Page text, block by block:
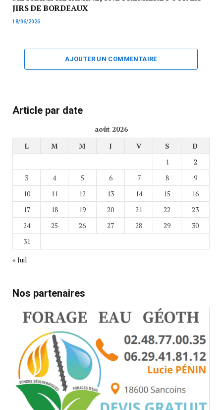
JIRS DE BORDEAUX
18/06/2026
AJOUTER UN COMMENTAIRE
Article par date
août 2026
L
M M J V S
D
1
2
3
4 5 6 7 8
9
10
11 12 13 14 15
16
17
18 19 20 21 22
23
24
25 26 27 28 29
30
31
« Juil
Nos partenaires